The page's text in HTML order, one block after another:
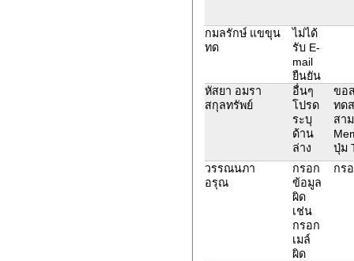
กมลรักษ์ แขขุน
ทด
ไม่ได้
รับ E-
mail
ยืนยัน
หัสยา อมรา
สกุลทรัพย์
อื่นๆ
โปรด
ระบุ
ด้าน
ล่าง
ขอ
ทด
สา
ปุ่ม
วรรณนภา
อรุณ
กรอก
ข้อมูล
ผิด
เช่น
กรอก
เมล์
ผิด
กร